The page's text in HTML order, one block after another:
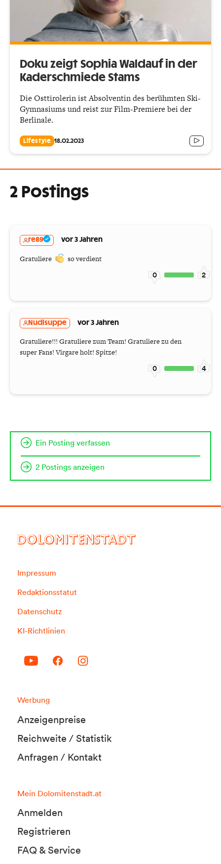
Doku zeigt Sophia Waldauf in der
Kaderschmiede Stams
Die Osttirolerin ist Absolventin des berühmten Ski-
Gymnasiums und reist zur Film-Premiere bei der
Berlinale.
Lifestyle 18.02.2023
2 Postings
re89 vor 3 Jahren
Gratuliere so verdient
0 2
Nudlsuppe vor 3 Jahren
Gratuliere!!! Gratuliere zum Team! Gratuliere zu den
super Fans! Virgare holt! Spitze!
0 4
Ein Posting verfassen
2 Postings anzeigen
DOLOMITENSTADT
Impressum
Redaktionsstatut
Datenschutz
KI-Richtlinien
Werbung
Anzeigenpreise
Reichweite / Statistik
Anfragen / Kontakt
Mein Dolomitenstadt.at
Anmelden
Registrieren
FAQ & Service